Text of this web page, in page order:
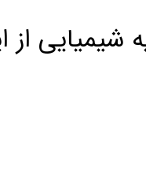
شیمیایی از